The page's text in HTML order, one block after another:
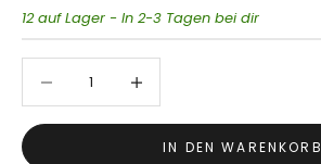
12 auf Lager - In 2-3 Tagen bei dir
IN DEN WARENKORB